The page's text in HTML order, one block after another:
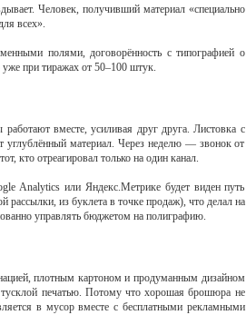
Человек, получивший материал «специально
всех».
полями, договорённость с типографией о
уже при тиражах от 50–100 штук.
вместе, усиливая друг друга. Листовка с
углублённый материал. Через неделю — звонок от
кто отреагировал только на один канал.
Analytics или Яндекс.Метрике будет виден путь
рассылки, из буклета в точке продаж), что делал на
управлять бюджетом на полиграфию.
плотным картоном и продуманным дизайном
тусклой печатью. Потому что хорошая брошюра не
в мусор вместе с бесплатными рекламными